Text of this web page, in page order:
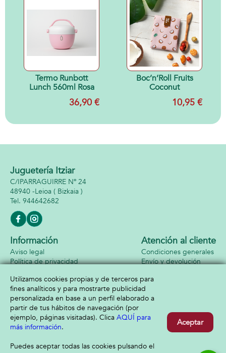
Termo Runbott
Lunch 560ml Rosa
36,90 €
Boc’n’Roll Fruits
Coconut
10,95 €
Juguetería Itziar
C/IPARRAGUIRRE Nº 24
48940 -Leioa ( Bizkaia )
944642682
Información
Aviso legal
Política de privacidad
Atención al cliente
Condiciones generales
Envío y devolución
Formas de pago
Utilizamos cookies propias y de terceros para
fines analíticos y para mostrarte publicidad
personalizada en base a un perfil elaborado a
partir de tus hábitos de navegación (por
ejemplo, páginas visitadas). Clica AQUÍ para
más información.
Puedes aceptar todas las cookies pulsando el
Aceptar